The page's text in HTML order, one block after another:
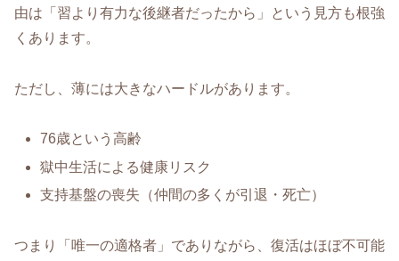
由は「習より有力な後継者だったから」という見方も根強
くあります。
ただし、薄には大きなハードルがあります。
76歳という高齢
獄中生活による健康リスク
支持基盤の喪失（仲間の多くが引退・死亡）
つまり「唯一の適格者」でありながら、復活はほぼ不可能